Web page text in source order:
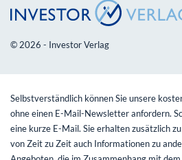
© 2026 - Investor Verlag
Selbstverständlich können Sie unsere
ohne einen E-Mail-Newsletter anfordern.
eine kurze E-Mail. Sie erhalten zusätzlich
von Zeit zu Zeit auch Informationen zu